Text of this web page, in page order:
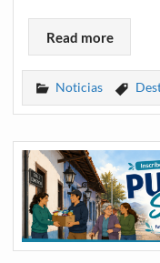
Read more
Noticias